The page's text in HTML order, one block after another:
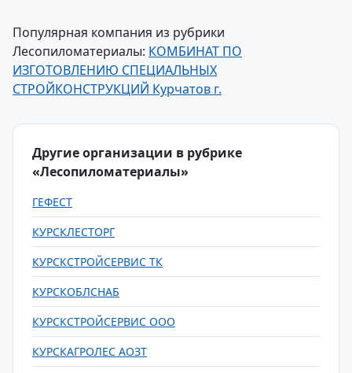
Популярная компания из рубрики
Лесопиломатериалы: КОМБИНАТ ПО
ИЗГОТОВЛЕНИЮ СПЕЦИАЛЬНЫХ
СТРОЙКОНСТРУКЦИЙ Курчатов г.
Другие организации в рубрике
«Лесопиломатериалы»
ГЕФЕСТ
КУРСКЛЕСТОРГ
КУРСКСТРОЙСЕРВИС ТК
КУРСКОБЛСНАБ
КУРСКСТРОЙСЕРВИС ООО
КУРСКАГРОЛЕС АОЗТ